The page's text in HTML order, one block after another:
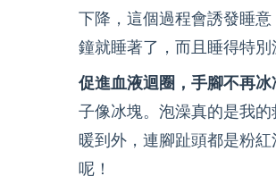
下降，這個過程會誘發睡
鐘就睡著了，而且睡得特
促進血液迴圈，手腳不再冰
子像冰塊。泡澡真的是我
暖到外，連腳趾頭都是粉
呢！